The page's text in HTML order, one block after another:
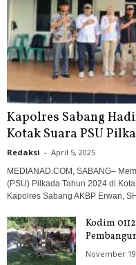
Kapolres Sabang
Kotak Suara PSU
Redaksi - April 5, 2025
MEDIANAD.COM, SABANG–
(PSU) Pilkada Tahun 2024 di
Kapolres Sabang AKBP Erwan,
Kodim
November